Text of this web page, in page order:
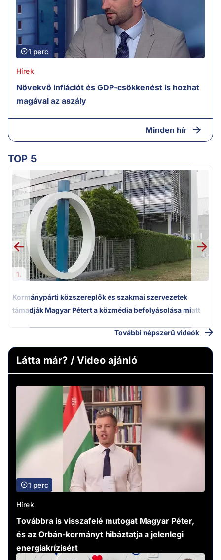
1 perc
Hírek
Növekvő inflációt és GDP-csökkenést is hozhat
magával az aszály
Minden hír
TOP 5
1.
Kormánypárti közszereplők és szakmai szervezetek
támadják Magyar Pétert a közmédia befolyásolása miatt
További népszerű videók
Látta már? / Video ajánló
1 perc
Hírek
Továbbra is visszafelé mutogat Magyar Péter,
és az Orbán-kormányt hibáztatja a jelenlegi
energiakrízisért